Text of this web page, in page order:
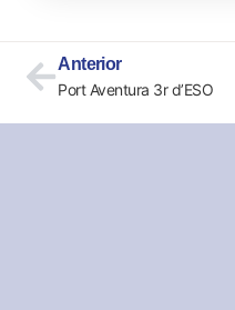
Anterior
Port Aventura 3r d’ESO